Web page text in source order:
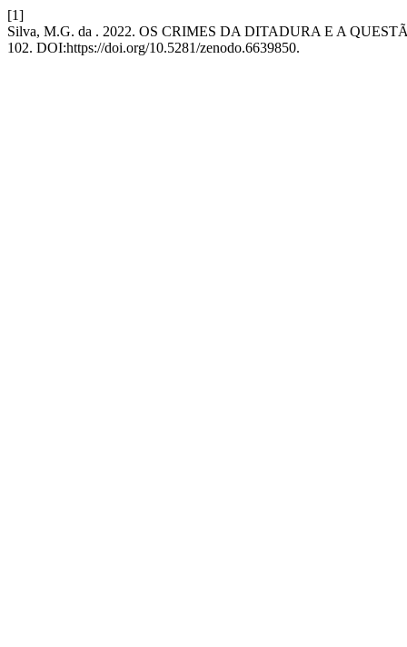
[1]
Silva, M.G. da . 2022. OS CRIMES DA DITADURA E A
102. DOI:https://doi.org/10.5281/zenodo.6639850.